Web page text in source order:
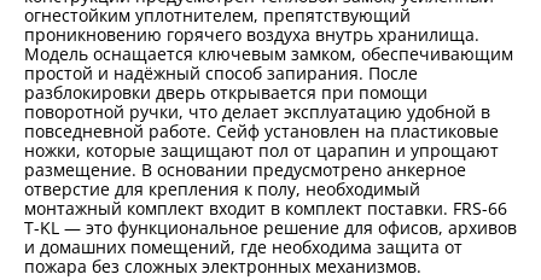
огнестойким уплотнителем, препятствующий
проникновению горячего воздуха внутрь хранилища.
Модель оснащается ключевым замком, обеспечивающим
простой и надёжный способ запирания. После
разблокировки дверь открывается при помощи
поворотной ручки, что делает эксплуатацию удобной в
повседневной работе. Сейф установлен на пластиковые
ножки, которые защищают пол от царапин и упрощают
размещение. В основании предусмотрено анкерное
отверстие для крепления к полу, необходимый
монтажный комплект входит в комплект поставки. FRS-66
T-KL — это функциональное решение для офисов, архивов
и домашних помещений, где необходима защита от
пожара без сложных электронных механизмов.